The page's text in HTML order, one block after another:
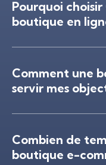
Pourquoi
boutique en
Comment une
servir mes
Combien de
boutique e-